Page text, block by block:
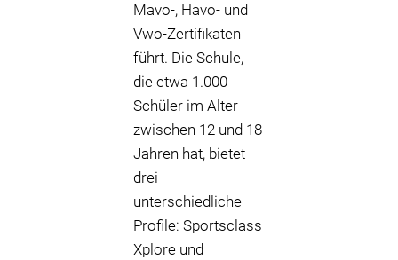
Mavo-, Havo- und
Vwo-Zertifikaten
führt. Die Schule,
die etwa 1.000
Schüler im Alter
zwischen 12 und 18
Jahren hat, bietet
drei
unterschiedliche
Profile: Sportsclass
Xplore und